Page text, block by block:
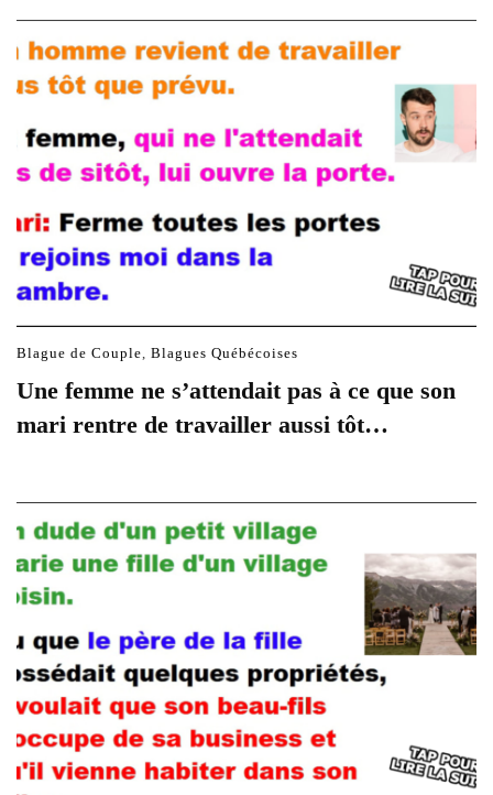
Blague de Couple Blagues Québécoises
Une femme ne s’attendait pas à ce que son
mari rentre de travailler aussi tôt…